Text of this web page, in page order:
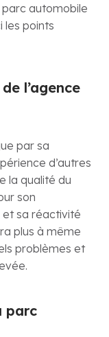
automobile
les points
l’agence
par sa
d’autres
la qualité du
son
et sa réactivité
plus à même
problèmes et
parc